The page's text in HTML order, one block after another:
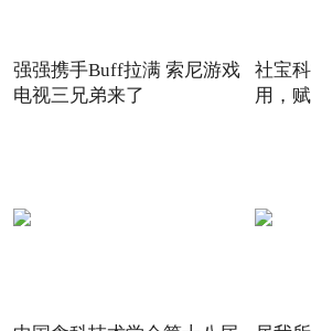
强强携手Buff拉满 索尼游戏
电视三兄弟来了
社宝
用，